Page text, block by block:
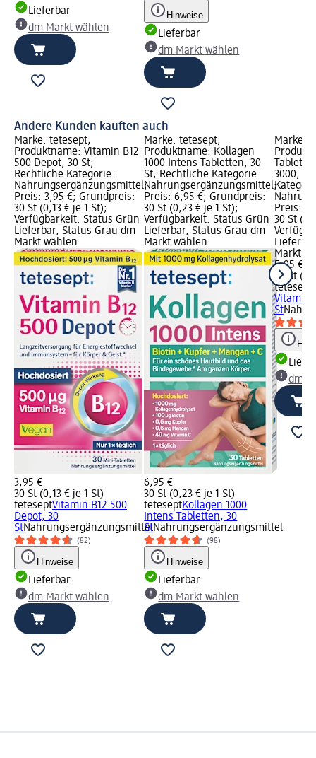
Lieferbar
dm Markt wählen
Hinweise
Lieferbar
dm Markt wählen
Andere Kunden kauften auch
Marke: tetesept;
Produktname: Vitamin B12
500 Depot, 30 St;
Rechtliche Kategorie:
Nahrungsergänzungsmittel;
Preis: 3,95 €; Grundpreis:
30 St (0,13 € je 1 St);
Verfügbarkeit: Status Grün
Lieferbar, Status Grau dm
Markt wählen
3,95 €
30 St (0,13 € je 1 St)
teteseptVitamin B12 500
Depot, 30
StNahrungsergänzungsmittel
(82)
Hinweise
Lieferbar
dm Markt wählen
Marke: tetesept;
Produktname: Kollagen
1000 Intens Tabletten, 30
St; Rechtliche Kategorie:
Nahrungsergänzungsmittel;
Preis: 6,95 €; Grundpreis:
30 St (0,23 € je 1 St);
Verfügbarkeit: Status Grün
Lieferbar, Status Grau dm
Markt wählen
6,95 €
30 St (0,23 € je 1 St)
teteseptKollagen 1000
Intens Tabletten, 30
StNahrungsergänzungsmittel
(98)
Hinweise
Lieferbar
dm Markt wählen
Marke:
3000,
Preis:
30 St
Markt
5,95 €
30 St
tetesept
Vitamin
St
dm